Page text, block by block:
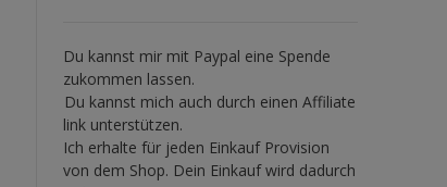
Du kannst mir mit Paypal eine Spende
zukommen lassen.
Du kannst mich auch durch einen Affiliate
link unterstützen.
Ich erhalte für jeden Einkauf Provision
von dem Shop. Dein Einkauf wird dadurch